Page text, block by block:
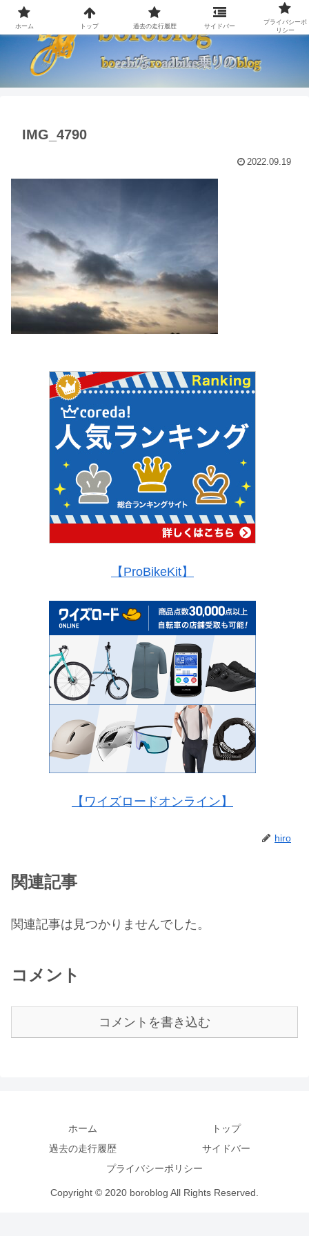
IMG_4790
2022.09.19
【ProBikeKit】
【ワイズロードオンライン】
hiro
関連記事
関連記事は見つかりませんでした。
コメント
コメントを書き込む
ホーム
トップ
過去の走行履歴
サイドバー
プライバシーポリシー
Copyright © 2020 boroblog All Rights Reserved.
ホーム トップ 過去の走行履歴 サイドバー
プライバシーポ
リシー